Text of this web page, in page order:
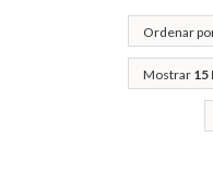
Ordenar
Mostrar 15